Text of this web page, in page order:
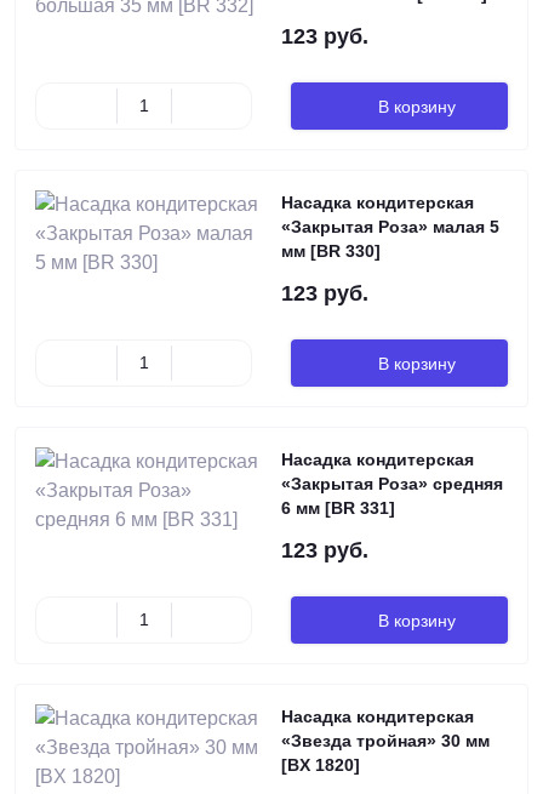
123 руб.
В корзину
Насадка кондитерская
«Закрытая Роза» малая 5
мм [BR 330]
123 руб.
В корзину
Насадка кондитерская
«Закрытая Роза» средняя
6 мм [BR 331]
123 руб.
В корзину
Насадка кондитерская
«Звезда тройная» 30 мм
[BХ 1820]